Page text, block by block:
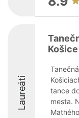
Laureáti
tance
mesta.